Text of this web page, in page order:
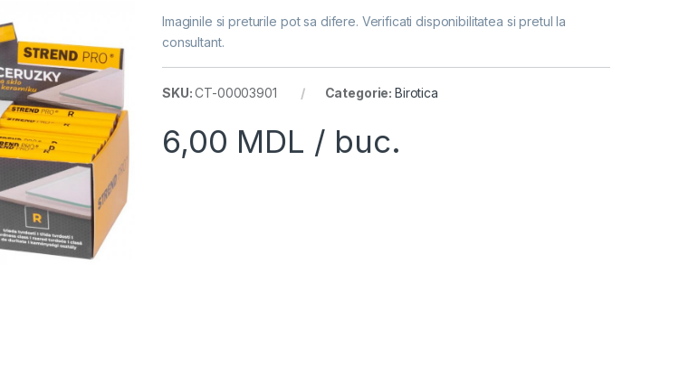
Imaginile si preturile pot sa difere. Verificati disponibilitatea si pretul la
consultant.
SKU:CT-00003901 Categorie: Birotica
6,00 MDL / buc.